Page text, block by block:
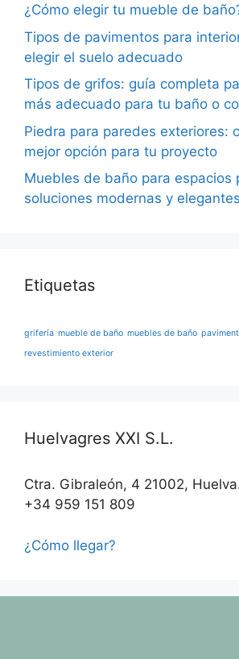
¿Cómo elegir tu mueble de
Tipos de pavimentos para
elegir el suelo adecuado
Tipos de grifos: guía completa
más adecuado para tu baño o
Piedra para paredes exteriores:
mejor opción para tu proyecto
Muebles de baño para espacios
soluciones modernas y elegantes
Etiquetas
grifería mueble de baño muebles de baño
revestimiento exterior
Huelvagres XXI S.L.
Ctra. Gibraleón, 4 21002,
+34 959 151 809
¿Cómo llegar?